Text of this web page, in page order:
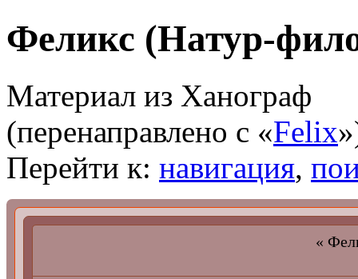
Феликс (Натур-
Материал из Ханограф
(перенаправлено с «Felix
Перейти к: навигация,
«